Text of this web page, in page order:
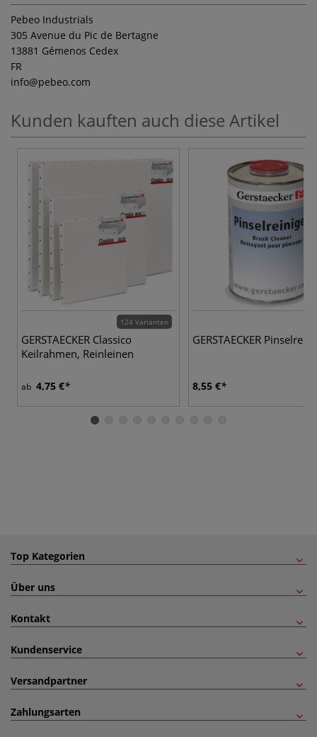
Pebeo Industrials
305 Avenue du Pic de Bertagne
13881 Gémenos Cedex
FR
info@pebeo.com
Kunden kauften auch diese Artikel
124 Varianten
GERSTAECKER Classico
Keilrahmen, Reinleinen
ab 4,75 €
GERSTAECKER
8,55 €
Top Kategorien
Über uns
Kontakt
Kundenservice
Versandpartner
Zahlungsarten